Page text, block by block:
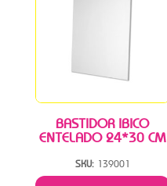
BASTIDOR IBICO
ENTELADO 24*30 CM
SKU: 139001